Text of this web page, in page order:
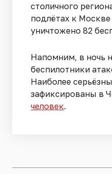
столичного
подлётах к
уничтожено 82
Напомним, в ночь
беспилотники
Наиболее
зафиксированы в
человек.